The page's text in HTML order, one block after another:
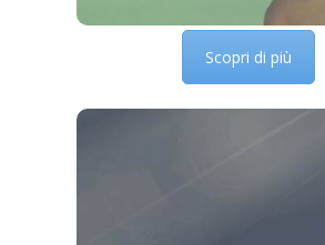
Scopri di più